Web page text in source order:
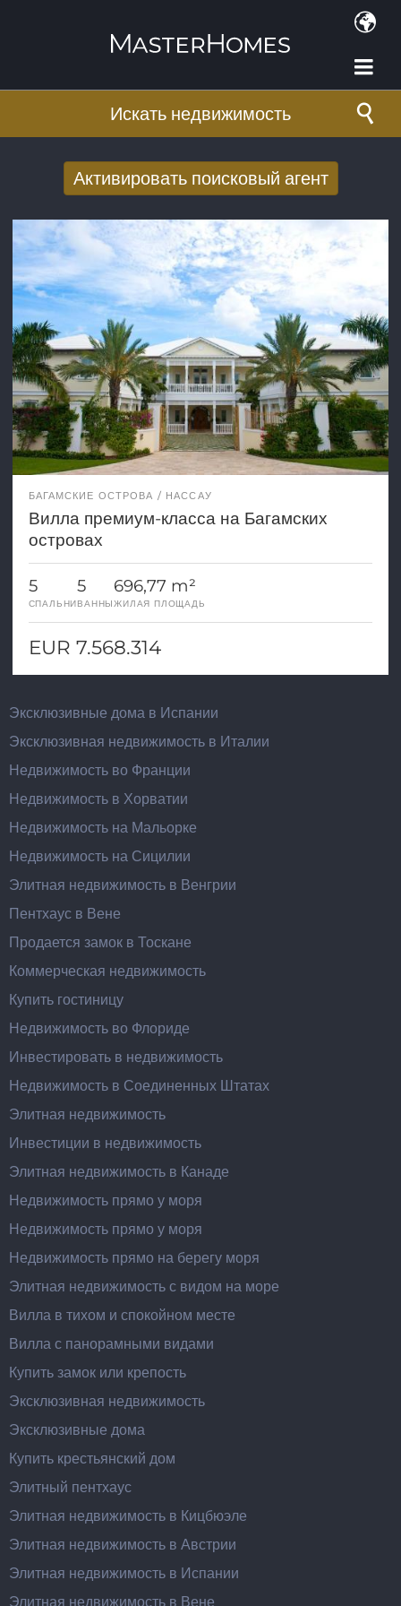
Искать недвижимость
Активировать поисковый агент
электронной почте
E-mail адрес*
БАГАМСКИЕ ОСТРОВА НАССАУ
Вилла премиум-класса на Багамских
островах
5
СПАЛЬНИ
5
ВАННЫ
696,77 m²
ЖИЛАЯ ПЛОЩАДЬ
EUR 7.568.314
Эксклюзивные дома в Испании
Эксклюзивная недвижимость в Италии
Недвижимость во Франции
Недвижимость в Хорватии
Недвижимость на Мальорке
Недвижимость на Сицилии
Элитная недвижимость в Венгрии
Пентхаус в Вене
Продается замок в Тоскане
Коммерческая недвижимость
Купить гостиницу
Недвижимость во Флориде
Инвестировать в недвижимость
Недвижимость в Соединенных Штатах
Элитная недвижимость
Инвестиции в недвижимость
Элитная недвижимость в Канаде
Недвижимость прямо у моря
Недвижимость прямо у моря
Недвижимость прямо на берегу моря
Элитная недвижимость с видом на море
Вилла в тихом и спокойном месте
Вилла с панорамными видами
Купить замок или крепость
Эксклюзивная недвижимость
Эксклюзивные дома
Купить крестьянский дом
Элитный пентхаус
Элитная недвижимость в Кицбюэле
Элитная недвижимость в Австрии
Элитная недвижимость в Испании
Элитная недвижимость в Вене